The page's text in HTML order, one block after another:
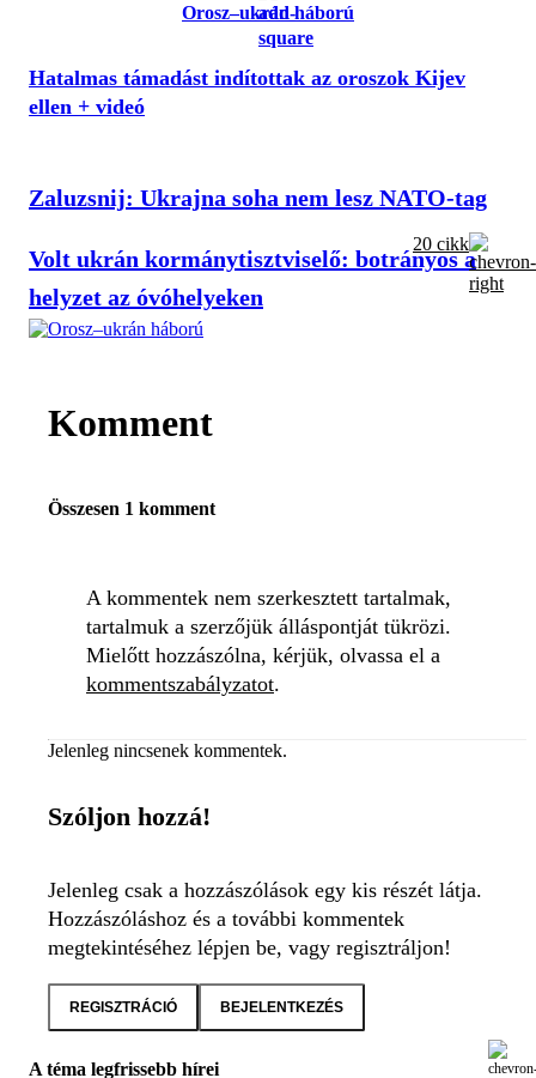
Orosz–ukrán háború
Hatalmas támadást indítottak az oroszok Kijev
ellen + videó
Zaluzsnij: Ukrajna soha nem lesz NATO-tag
Volt ukrán kormánytisztviselő: botrányos a
helyzet az óvóhelyeken
20 cikk
Komment
Összesen 1 komment
A kommentek nem szerkesztett tartalmak,
tartalmuk a szerzőjük álláspontját tükrözi.
Mielőtt hozzászólna, kérjük, olvassa el a
kommentszabályzatot.
Jelenleg nincsenek kommentek.
Szóljon hozzá!
Jelenleg csak a hozzászólások egy kis részét látja.
Hozzászóláshoz és a további kommentek
megtekintéséhez lépjen be, vagy regisztráljon!
REGISZTRÁCIÓ BEJELENTKEZÉS
A téma legfrissebb hírei